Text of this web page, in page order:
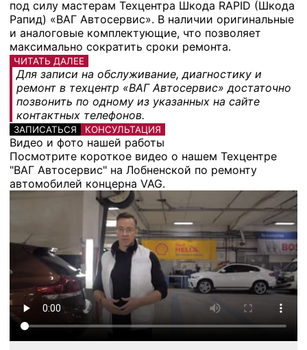
под силу мастерам Техцентра Шкода RAPID (Шкода
Рапид) «ВАГ Автосервис». В наличии оригинальные
и аналоговые комплектующие, что позволяет
максимально сократить сроки ремонта.
ЧИТАТЬ ДАЛЕЕ
Для записи на обслуживание, диагностику и
ремонт в техцентр «ВАГ Автосервис» достаточно
позвонить по одному из указанных на сайте
контактных телефонов.
ЗАПИСАТЬСЯ КОНСУЛЬТАЦИЯ
Видео и фото нашей работы
Посмотрите короткое видео о нашем Техцентре
"ВАГ Автосервис" на Лобненской по ремонту
автомобилей концерна VAG.